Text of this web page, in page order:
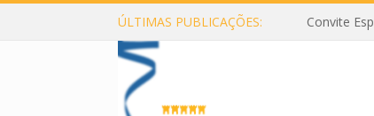
ÚLTIMAS PUBLICAÇÕES: Convite